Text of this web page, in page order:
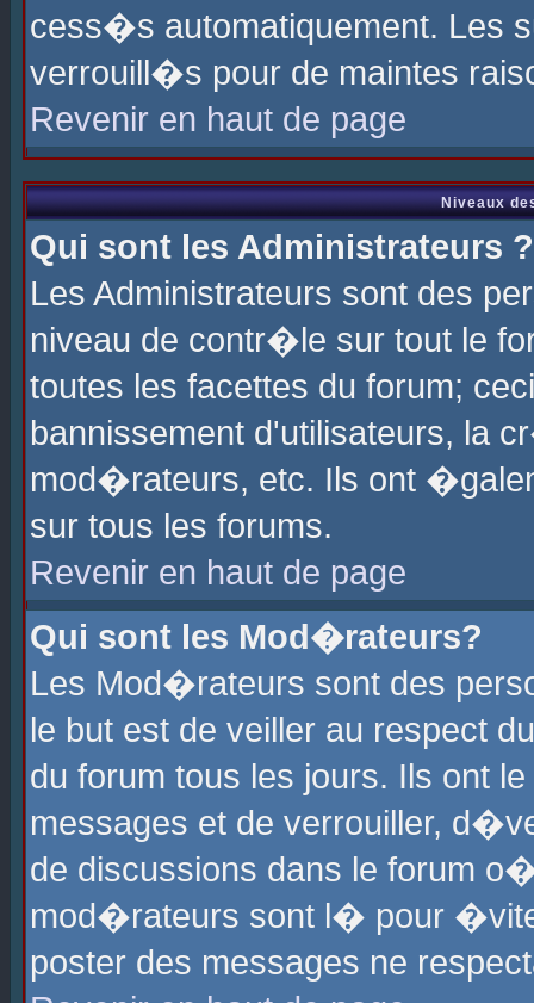
cess�s automatiquement. Les
verrouill�s pour de maintes
Revenir en haut de page
Niveaux
Qui sont les Administrateurs ?
Les Administrateurs sont des
niveau de contr�le sur tout le
toutes les facettes du forum;
bannissement d'utilisateurs, la
mod�rateurs, etc. Ils ont
sur tous les forums.
Revenir en haut de page
Qui sont les Mod�rateurs?
Les Mod�rateurs sont des
le but est de veiller au respect
du forum tous les jours. Ils ont
messages et de verrouiller,
de discussions dans le forum
mod�rateurs sont l� pour
poster des messages ne